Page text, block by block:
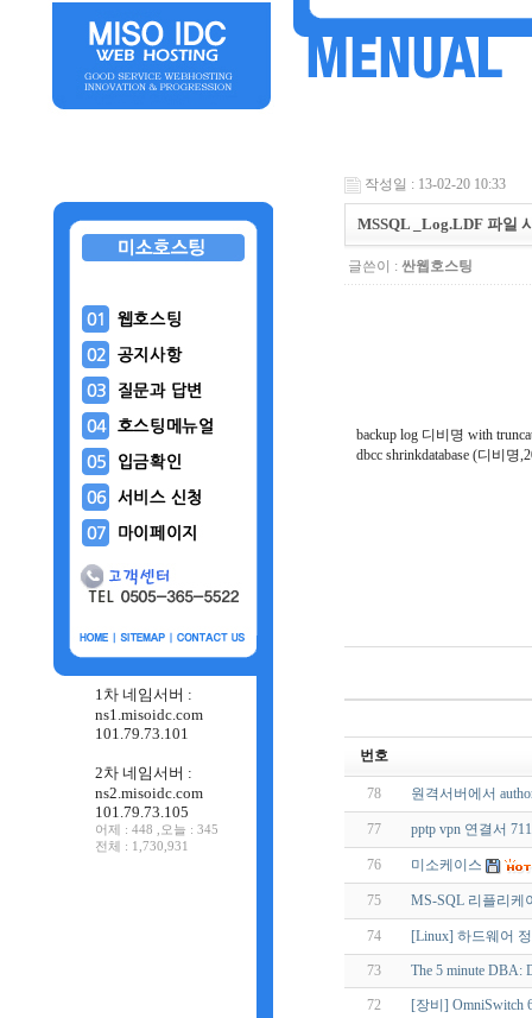
1차 네임서버 :
ns1.misoidc.com
101.79.73.101
2차 네임서버 :
ns2.misoidc.com
101.79.73.105
어제 : 448 ,오늘 : 345
전체 : 1,730,931
작성일 : 13-02-20 10:33
MSSQL _Log.LDF 파일
글쓴이 : 싼웹호스팅
backup log 디비명 with
dbcc shrinkdatabase (디비
번호
78 원격서버에서
77 pptp vpn 연결서
76 미소케이스
75 MS-SQL 리플리케
74 [Linux] 하드웨어
73 The 5 minute DBA:
72 [장비] OmniSwitch